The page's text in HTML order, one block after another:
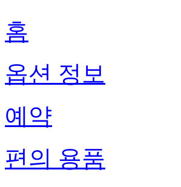
홈
옵션 정보
예약
편의 용품